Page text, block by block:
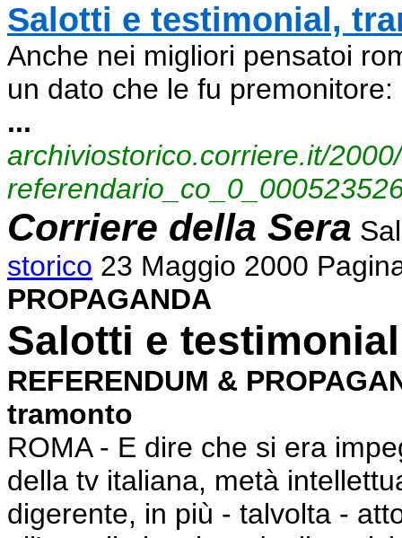
Salotti e testimonial,
Anche nei migliori pensatoi
un dato che le fu
...
archiviostorico.corriere.it/
Corriere della Sera
storico 23 Maggio 2000
PROPAGANDA
Salotti e
REFERENDUM &
tramonto
ROMA - E dire che si era
della tv italiana, metà
digerente, in più - talvolta -